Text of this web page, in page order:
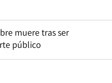
muere tras ser
público